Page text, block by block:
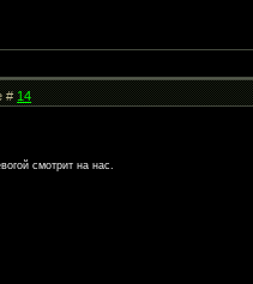
#14
смотрит на нас.